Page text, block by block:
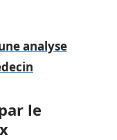
analyse
le